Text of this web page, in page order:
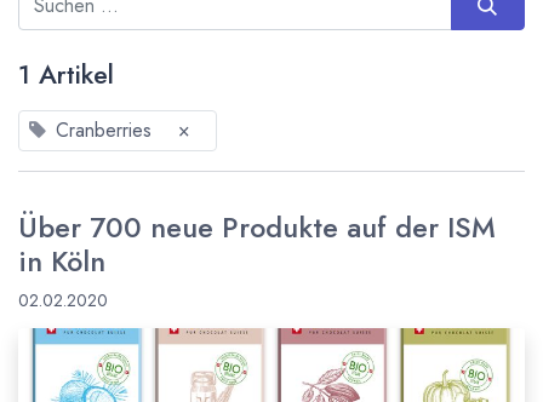
1 Artikel
Cranberries ×
Über 700 neue Produkte auf der ISM
in Köln
02.02.2020